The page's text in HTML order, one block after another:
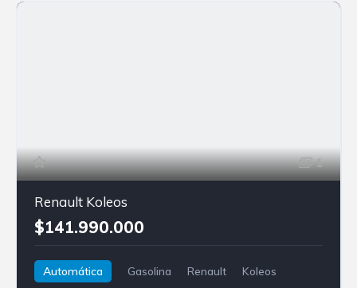
1
Renault Koleos
$141.990.000
Automática Gasolina Renault Koleos